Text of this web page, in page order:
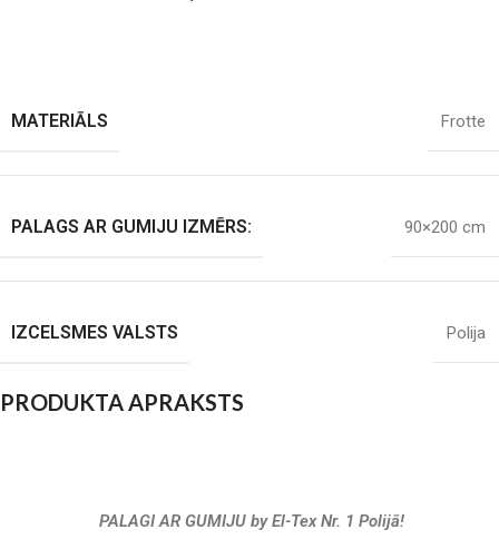
MATERIĀLS Frotte
PALAGS AR GUMIJU IZMĒRS: 90×200 cm
IZCELSMES VALSTS Polija
PRODUKTA APRAKSTS
PALAGI AR GUMIJU by El-Tex Nr. 1 Polijā!